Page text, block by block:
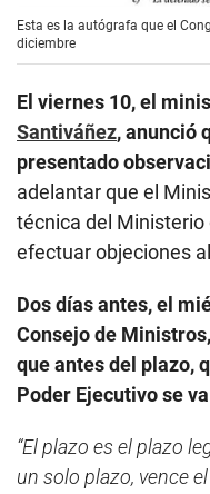
Esta es la autógrafa que el
diciembre
El viernes 10, el
Santiváñez, anunció
presentado
adelantar que el
técnica del Ministerio
efectuar objeciones
Dos días antes, el
Consejo de
que antes del plazo,
Poder Ejecutivo se
“El plazo es el plazo
un solo plazo, vence